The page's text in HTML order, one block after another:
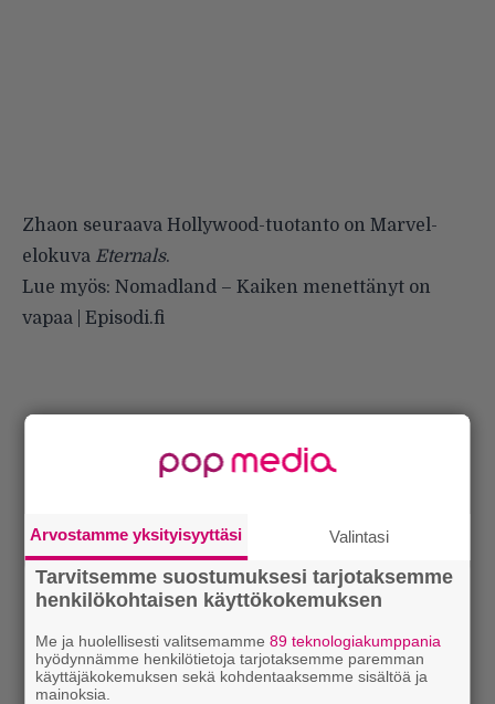
Zhaon seuraava Hollywood-tuotanto on Marvel-
elokuva Eternals.
Lue myös: Nomadland – Kaiken menettänyt on
vapaa | Episodi.fi
Arvostamme yksityisyyttäsi Valintasi
Tarvitsemme suostumuksesi tarjotaksemme
henkilökohtaisen käyttökokemuksen
Me ja huolellisesti valitsemamme89 teknologiakumppania
hyödynnämme henkilötietoja tarjotaksemme paremman
käyttäjäkokemuksen sekä kohdentaaksemme sisältöä ja
mainoksia.